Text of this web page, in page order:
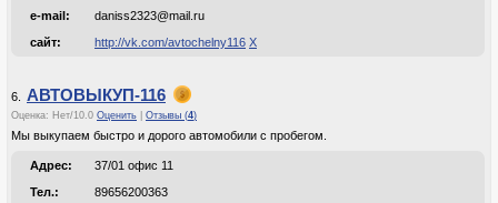
e-mail:
daniss2323@mail.ru
сайт:
http://vk.com/avtochelny116 Х
6. АВТОВЫКУП-116
Оценка: Нет/10.0 Оценить Отзывы (4)
Мы выкупаем быстро и дорого автомобили с пробегом.
Адрес:
37/01 офис 11
Тел.:
89656200363